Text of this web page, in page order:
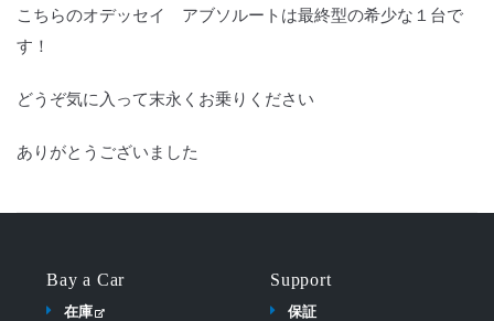
こちらのオデッセイ アブソルートは最終型の希少な１台で
す！
どうぞ気に入って末永くお乗りください
ありがとうございました
Bay a Car
在庫
Support
保証